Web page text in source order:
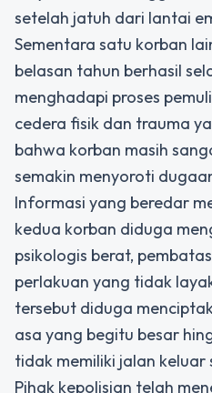
setelah jatuh dari lantai
Sementara satu korban
belasan tahun berhasil
menghadapi proses
cedera fisik dan trauma
bahwa korban masih
semakin menyoroti
Informasi yang beredar
kedua korban diduga
psikologis berat,
perlakuan yang tidak
tersebut diduga
asa yang begitu besar
tidak memiliki jalan keluar
Pihak kepolisian telah